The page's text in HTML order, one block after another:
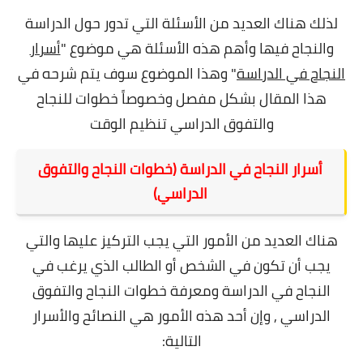
لذلك هناك العديد من الأسئلة التي تدور حول الدراسة
والنجاح فيها وأهم هذه الأسئلة هي موضوع "أسرار
النجاح في الدراسة" وهذا الموضوع سوف يتم شرحه في
هذا المقال بشكل مفصل وخصوصاً خطوات للنجاح
والتفوق الدراسي تنظيم الوقت
أسرار النجاح في الدراسة (خطوات النجاح والتفوق
الدراسي)
هناك العديد من الأمور التي يجب التركيز عليها والتي
يجب أن تكون في الشخص أو الطالب الذي يرغب في
النجاح في الدراسة ومعرفة خطوات النجاح والتفوق
الدراسي , وإن أحد هذه الأمور هي النصائح والأسرار
التالية: